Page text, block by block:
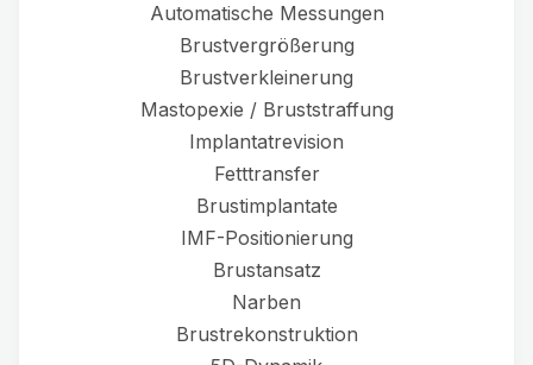
Automatische Messungen
Brustvergrößerung
Brustverkleinerung
Mastopexie / Bruststraffung
Implantatrevision
Fetttransfer
Brustimplantate
IMF-Positionierung
Brustansatz
Narben
Brustrekonstruktion